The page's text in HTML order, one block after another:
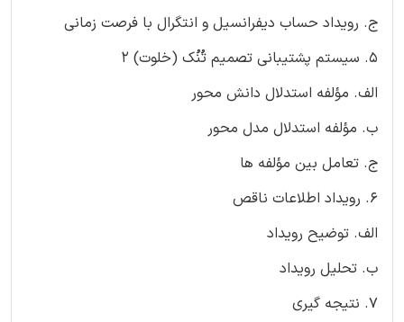
ج. رویداد حساب دیفرانسیل و انتگرال با فرصت زمانی
5. سیستم پشتیبانی تصمیم تُنُك (خلوت) 2
الف. مؤلفه استدلال دانش محور
ب. مؤلفه استدلال مدل محور
ج. تعامل بین مؤلفه ها
6. رویداد اطلاعات ناقص
الف. توضیح رویداد
ب. تحلیل رویداد
7. نتیجه گیری